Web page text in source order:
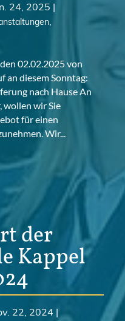
24, 2025 |
,
02.02.2025 von
an diesem Sonntag:
nach Hause An
wollen wir Sie
für einen
Wir...
der
Kappel
22, 2024 |